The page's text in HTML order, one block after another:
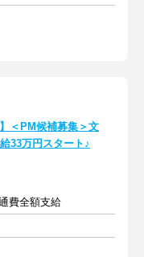
＜PM候補募集＞文
33万円スタート♪
費全額支給